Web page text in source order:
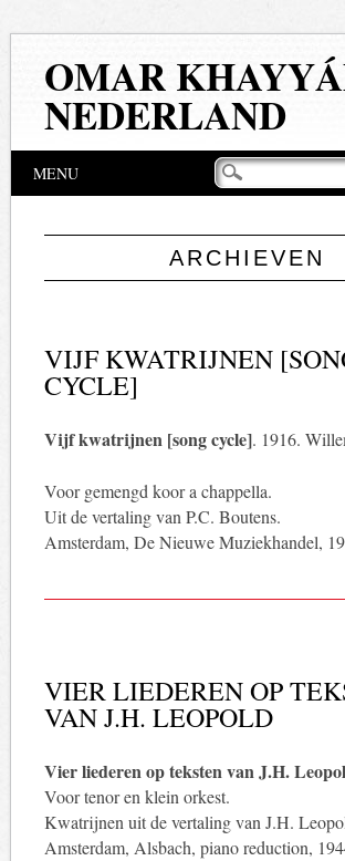
OMAR
NEDERLAND
Hoofdmenu
springen
MENU
ARCHIEVEN
VIJF KWATRIJNEN
CYCLE]
Vijf kwatrijnen [song cycle]. 1916.
Voor gemengd koor a chappella.
Uit de vertaling van P.C. Boutens.
Amsterdam, De Nieuwe Muziekhandel,
VIER LIEDEREN OP
VAN J.H. LEOPOLD
Vier liederen op teksten van J.H.
Voor tenor en klein orkest.
Kwatrijnen uit de vertaling van J.H.
Amsterdam, Alsbach, piano reduction,